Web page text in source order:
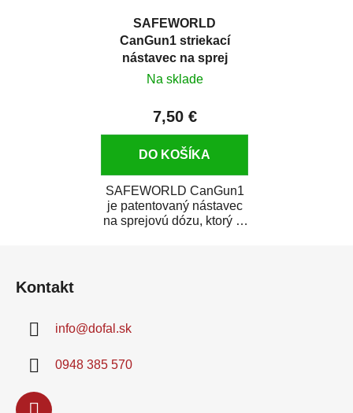
SAFEWORLD
CanGun1 striekací
nástavec na sprej
Na sklade
7,50 €
DO KOŠÍKA
SAFEWORLD CanGun1
je patentovaný nástavec
na sprejovú dózu, ktorý ju
Kontakt
info@dofal.sk
0948 385 570